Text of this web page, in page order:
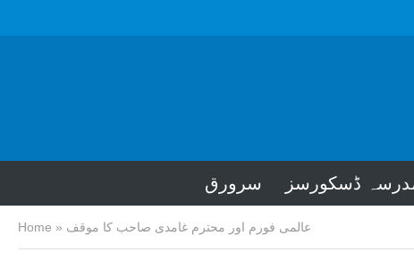
سرورق ڈسکورسز
Home » عالمی فورم اور محترم غامدی صاحب کا موقف